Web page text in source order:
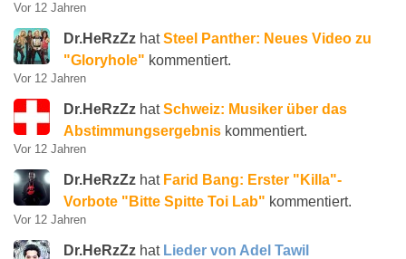
Vor 12 Jahren
Dr.HeRzZz hatSteel Panther: Neues Video zu
"Gloryhole" kommentiert.
Vor 12 Jahren
Dr.HeRzZz hatSchweiz: Musiker über das
Abstimmungsergebnis kommentiert.
Vor 12 Jahren
Dr.HeRzZz hat Farid Bang: Erster "Killa"-
Vorbote "Bitte Spitte Toi Lab" kommentiert.
Vor 12 Jahren
Dr.HeRzZz hat Lieder von Adel Tawil